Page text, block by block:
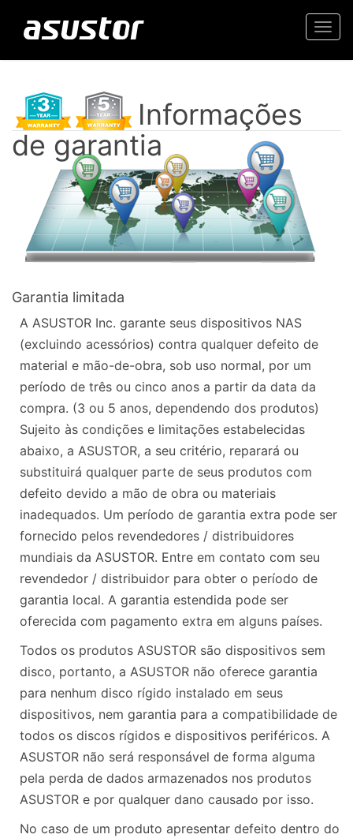
Informações
de garantia
Garantia limitada
A ASUSTOR Inc. garante seus dispositivos NAS
(excluindo acessórios) contra qualquer defeito de
material e mão-de-obra, sob uso normal, por um
período de três ou cinco anos a partir da data da
compra. (3 ou 5 anos, dependendo dos produtos)
Sujeito às condições e limitações estabelecidas
abaixo, a ASUSTOR, a seu critério, reparará ou
substituirá qualquer parte de seus produtos com
defeito devido a mão de obra ou materiais
inadequados. Um período de garantia extra pode ser
fornecido pelos revendedores / distribuidores
mundiais da ASUSTOR. Entre em contato com seu
revendedor / distribuidor para obter o período de
garantia local. A garantia estendida pode ser
oferecida com pagamento extra em alguns países.
Todos os produtos ASUSTOR são dispositivos sem
disco, portanto, a ASUSTOR não oferece garantia
para nenhum disco rígido instalado em seus
dispositivos, nem garantia para a compatibilidade de
todos os discos rígidos e dispositivos periféricos. A
ASUSTOR não será responsável de forma alguma
pela perda de dados armazenados nos produtos
ASUSTOR e por qualquer dano causado por isso.
No caso de um produto apresentar defeito dentro do